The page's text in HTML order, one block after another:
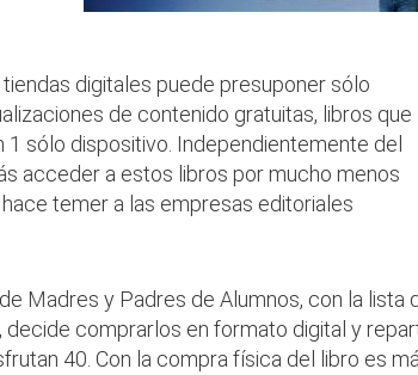
digitales puede presuponer sólo
de contenido gratuitas, libros que
1 sólo dispositivo. Independientemente del
acceder a estos libros por mucho menos
temer a las empresas editoriales
Madres y Padres de Alumnos, con la lista
decide comprarlos en formato digital y
40. Con la compra física del libro es